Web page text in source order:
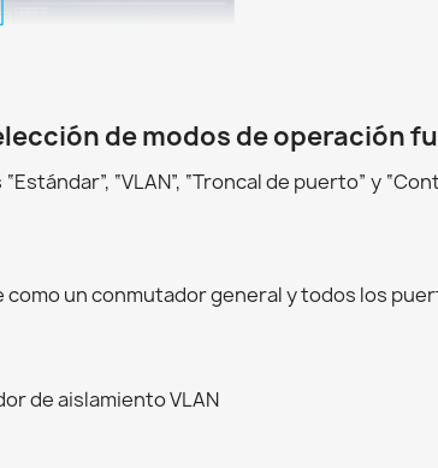
de modos de operación
“VLAN”, “Troncal de puerto” y
un conmutador general y todos los
de aislamiento VLAN